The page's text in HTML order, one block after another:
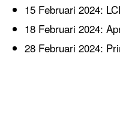
15 Februari 2024:
18 Februari 2024:
28 Februari 2024: